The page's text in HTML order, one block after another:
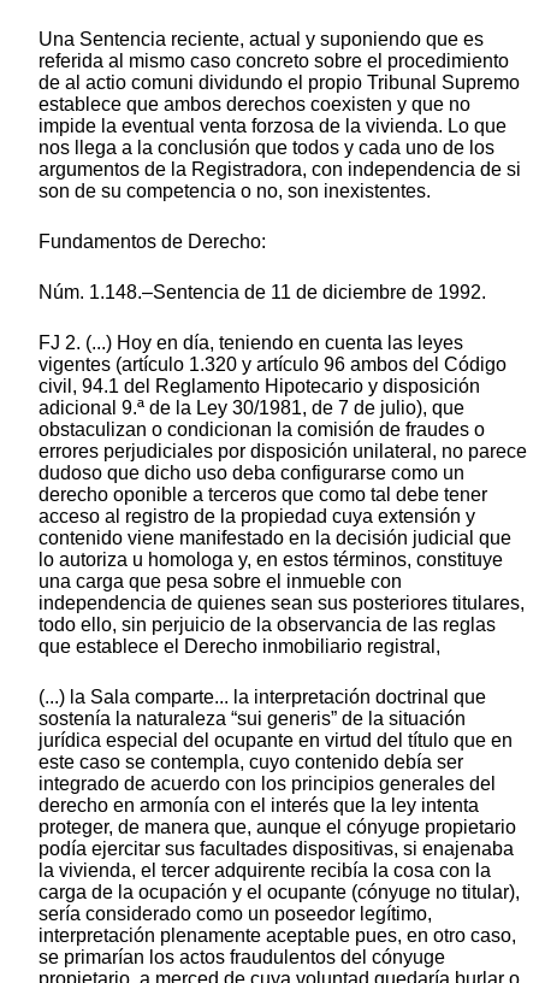
Una Sentencia reciente, actual y suponiendo que es
referida al mismo caso concreto sobre el procedimiento
de al actio comuni dividundo el propio Tribunal Supremo
establece que ambos derechos coexisten y que no
impide la eventual venta forzosa de la vivienda. Lo que
nos llega a la conclusión que todos y cada uno de los
argumentos de la Registradora, con independencia de si
son de su competencia o no, son inexistentes.
Fundamentos de Derecho:
Núm. 1.148.–Sentencia de 11 de diciembre de 1992.
FJ 2. (...) Hoy en día, teniendo en cuenta las leyes
vigentes (artículo 1.320 y artículo 96 ambos del Código
civil, 94.1 del Reglamento Hipotecario y disposición
adicional 9.ª de la Ley 30/1981, de 7 de julio), que
obstaculizan o condicionan la comisión de fraudes o
errores perjudiciales por disposición unilateral, no parece
dudoso que dicho uso deba configurarse como un
derecho oponible a terceros que como tal debe tener
acceso al registro de la propiedad cuya extensión y
contenido viene manifestado en la decisión judicial que
lo autoriza u homologa y, en estos términos, constituye
una carga que pesa sobre el inmueble con
independencia de quienes sean sus posteriores titulares,
todo ello, sin perjuicio de la observancia de las reglas
que establece el Derecho inmobiliario registral,
(...) la Sala comparte... la interpretación doctrinal que
sostenía la naturaleza “sui generis” de la situación
jurídica especial del ocupante en virtud del título que en
este caso se contempla, cuyo contenido debía ser
integrado de acuerdo con los principios generales del
derecho en armonía con el interés que la ley intenta
proteger, de manera que, aunque el cónyuge propietario
podía ejercitar sus facultades dispositivas, si enajenaba
la vivienda, el tercer adquirente recibía la cosa con la
carga de la ocupación y el ocupante (cónyuge no titular),
sería considerado como un poseedor legítimo,
interpretación plenamente aceptable pues, en otro caso,
se primarían los actos fraudulentos del cónyuge
propietario, a merced de cuya voluntad quedaría burlar o